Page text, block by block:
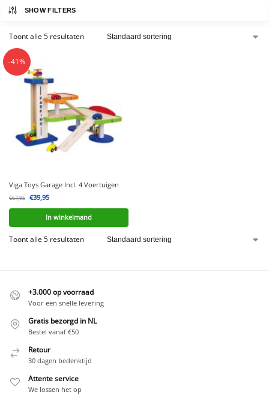
SHOW FILTERS
Toont alle 5 resultaten
-41%
Viga Toys Garage Incl. 4 Voertuigen
€67,95 €39,95
In winkelmand
Toont alle 5 resultaten
+3.000 op voorraad
Voor een snelle levering
Gratis bezorgd in NL
Bestel vanaf €50
Retour
30 dagen bedenktijd
Attente service
We lossen het op